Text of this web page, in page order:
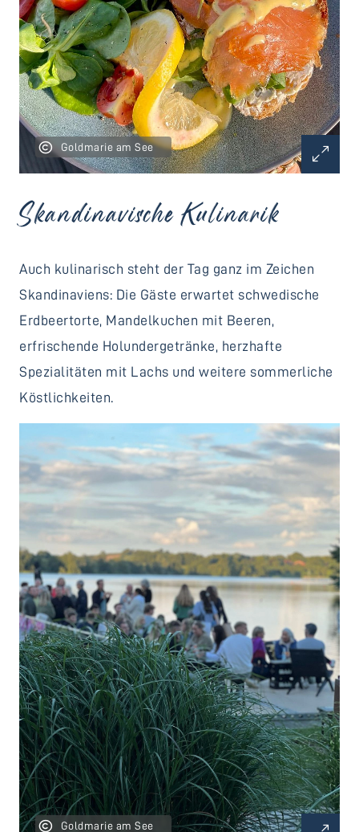
Goldmarie am See
Skandinavische Kulinarik
Auch kulinarisch steht der Tag ganz im Zeichen
Skandinaviens: Die Gäste erwartet schwedische
Erdbeertorte, Mandelkuchen mit Beeren,
erfrischende Holundergetränke, herzhafte
Spezialitäten mit Lachs und weitere sommerliche
Köstlichkeiten.
Goldmarie am See